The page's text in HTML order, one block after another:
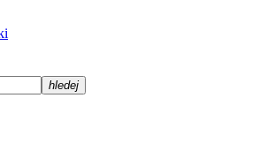
hledej